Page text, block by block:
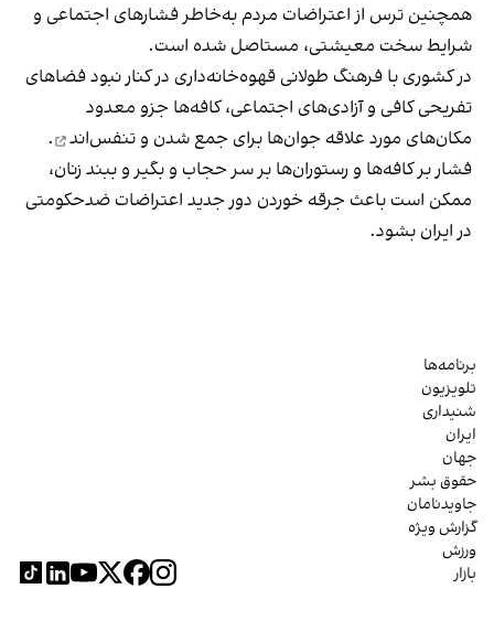
همچنین ترس از اعتراضات مردم به‌خاطر فشارهای اجتماعی و
شرایط سخت معیشتی، مستاصل شده است.
در کشوری با فرهنگ طولانی قهوه‌‌خانه‌داری در کنار نبود فضاهای
تفریحی کافی و آزادی‌های اجتماعی، کافه‌ها جزو معدود
مکان‌های مورد علاقه جوان‌ها برای جمع شدن و تنفس‌اند
.
فشار بر کافه‌ها و رستوران‌ها بر سر حجاب و بگیر و ببند زنان،
ممکن است باعث جرقه خوردن دور جدید اعتراضات ضدحکومتی
در ایران بشود.
برنامه‌ها
تلویزیون
شنیداری
ایران
جهان
حقوق بشر
جاویدنامان
گزارش ویژه
ورزش
بازار